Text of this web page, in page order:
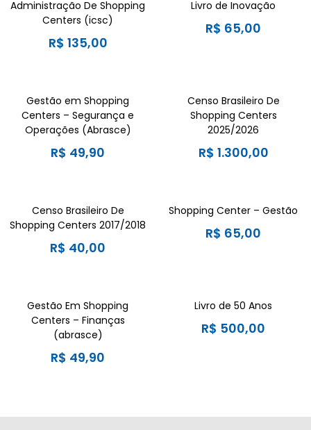
Administração De Shopping
Centers (icsc)
R$ 135,00
Livro de Inovação
R$ 65,00
Gestão em Shopping
Centers – Segurança e
Operações (Abrasce)
R$ 49,90
Censo Brasileiro De
Shopping Centers
2025/2026
R$ 1.300,00
Censo Brasileiro De
Shopping Centers 2017/2018
R$ 40,00
Shopping Center – Gestão
R$ 65,00
Gestão Em Shopping
Centers – Finanças
(abrasce)
R$ 49,90
Livro de 50 Anos
R$ 500,00